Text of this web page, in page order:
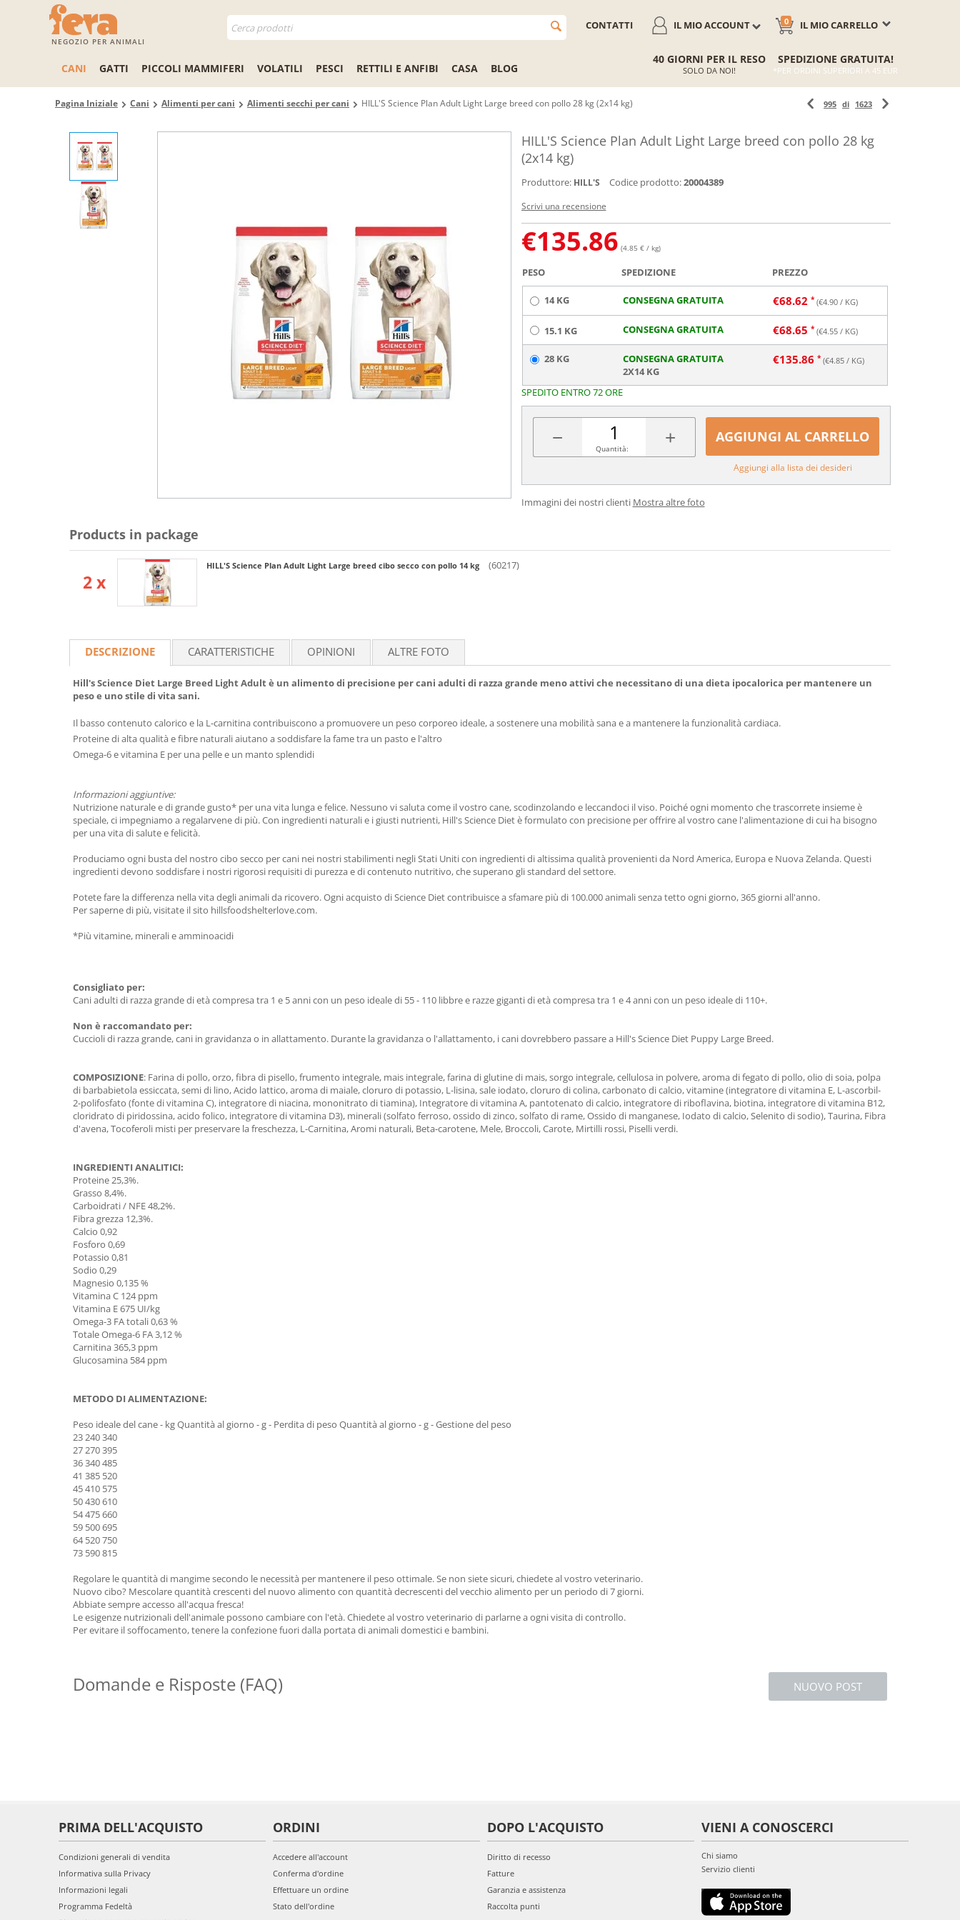
NEGOZIO PER ANIMALI
IL MIO CARRELLO
0
IL MIO ACCOUNT
CONTATTI
CANI GATTI PICCOLI MAMMIFERI VOLATILI PESCI RETTILI E ANFIBI CASA BLOG
40 GIORNI PER IL RESO
SOLO DA NOI!
SPEDIZIONE GRATUITA!
*PER ORDINI SUPERIORI A 45 EUR
Pagina Iniziale Cani Alimenti per cani Alimenti secchi per cani HILL'S Science Plan Adult Light Large breed con pollo 28 kg (2x14 kg) 995 di 1623
HILL'S Science Plan Adult Light Large breed con pollo 28 kg
(2x14 kg)
Produttore: HILL'S Codice prodotto:20004389
Scrivi una recensione
€135.86 (4.85 € / kg)
PESO SPEDIZIONE PREZZO
14 KG CONSEGNA GRATUITA €68.62 (€4.90/ KG)
15.1 KG CONSEGNA GRATUITA €68.65 (€4.55/ KG)
28 KG
CONSEGNA GRATUITA
2X14 KG
€135.86 (€4.85/ KG)
SPEDITO ENTRO 72 ORE
− +
Quantità:
AGGIUNGI AL CARRELLO
Aggiungi alla lista dei desideri
Immagini dei nostri clienti Mostra altre foto
Products in package
2 x
HILL'S Science Plan Adult Light Large breed cibo secco con pollo 14 kg (60217)
DESCRIZIONE CARATTERISTICHE OPINIONI ALTRE FOTO
Hill's Science Diet Large Breed Light Adult è un alimento di precisione per cani adulti di razza grande meno attivi che necessitano di una dieta ipocalorica per mantenere un
peso e uno stile di vita sani.
Il basso contenuto calorico e la L-carnitina contribuiscono a promuovere un peso corporeo ideale, a sostenere una mobilità sana e a mantenere la funzionalità cardiaca.
Proteine di alta qualità e fibre naturali aiutano a soddisfare la fame tra un pasto e l'altro
Omega-6 e vitamina E per una pelle e un manto splendidi
Informazioni aggiuntive:
Nutrizione naturale e di grande gusto* per una vita lunga e felice. Nessuno vi saluta come il vostro cane, scodinzolando e leccandoci il viso. Poiché ogni momento che trascorrete insieme è
speciale, ci impegniamo a regalarvene di più. Con ingredienti naturali e i giusti nutrienti, Hill's Science Diet è formulato con precisione per offrire al vostro cane l'alimentazione di cui ha bisogno
per una vita di salute e felicità.
Produciamo ogni busta del nostro cibo secco per cani nei nostri stabilimenti negli Stati Uniti con ingredienti di altissima qualità provenienti da Nord America, Europa e Nuova Zelanda. Questi
ingredienti devono soddisfare i nostri rigorosi requisiti di purezza e di contenuto nutritivo, che superano gli standard del settore.
Potete fare la differenza nella vita degli animali da ricovero. Ogni acquisto di Science Diet contribuisce a sfamare più di 100.000 animali senza tetto ogni giorno, 365 giorni all'anno.
Per saperne di più, visitate il sito hillsfoodshelterlove.com.
*Più vitamine, minerali e amminoacidi
Consigliato per:
Cani adulti di razza grande di età compresa tra 1 e 5 anni con un peso ideale di 55 - 110 libbre e razze giganti di età compresa tra 1 e 4 anni con un peso ideale di 110+.
Non è raccomandato per:
Cuccioli di razza grande, cani in gravidanza o in allattamento. Durante la gravidanza o l'allattamento, i cani dovrebbero passare a Hill's Science Diet Puppy Large Breed.
COMPOSIZIONE: Farina di pollo, orzo, fibra di pisello, frumento integrale, mais integrale, farina di glutine di mais, sorgo integrale, cellulosa in polvere, aroma di fegato di pollo, olio di soia, polpa
di barbabietola essiccata, semi di lino, Acido lattico, aroma di maiale, cloruro di potassio, L-lisina, sale iodato, cloruro di colina, carbonato di calcio, vitamine (integratore di vitamina E, L-ascorbil-
2-polifosfato (fonte di vitamina C), integratore di niacina, mononitrato di tiamina), Integratore di vitamina A, pantotenato di calcio, integratore di riboflavina, biotina, integratore di vitamina B12,
cloridrato di piridossina, acido folico, integratore di vitamina D3), minerali (solfato ferroso, ossido di zinco, solfato di rame, Ossido di manganese, Iodato di calcio, Selenito di sodio), Taurina, Fibra
d'avena, Tocoferoli misti per preservare la freschezza, L-Carnitina, Aromi naturali, Beta-carotene, Mele, Broccoli, Carote, Mirtilli rossi, Piselli verdi.
INGREDIENTI ANALITICI:
Proteine 25,3%.
Grasso 8,4%.
Carboidrati / NFE 48,2%.
Fibra grezza 12,3%.
Calcio 0,92
Fosforo 0,69
Potassio 0,81
Sodio 0,29
Magnesio 0,135 %
Vitamina C 124 ppm
Vitamina E 675 UI/kg
Omega-3 FA totali 0,63 %
Totale Omega-6 FA 3,12 %
Carnitina 365,3 ppm
Glucosamina 584 ppm
METODO DI ALIMENTAZIONE:
Peso ideale del cane - kg Quantità al giorno - g - Perdita di peso Quantità al giorno - g - Gestione del peso
23 240 340
27 270 395
36 340 485
41 385 520
45 410 575
50 430 610
54 475 660
59 500 695
64 520 750
73 590 815
Regolare le quantità di mangime secondo le necessità per mantenere il peso ottimale. Se non siete sicuri, chiedete al vostro veterinario.
Nuovo cibo? Mescolare quantità crescenti del nuovo alimento con quantità decrescenti del vecchio alimento per un periodo di 7 giorni.
Abbiate sempre accesso all'acqua fresca!
Le esigenze nutrizionali dell'animale possono cambiare con l'età. Chiedete al vostro veterinario di parlarne a ogni visita di controllo.
Per evitare il soffocamento, tenere la confezione fuori dalla portata di animali domestici e bambini.
NUOVO POST
Domande e Risposte (FAQ)
PRIMA DELL'ACQUISTO
Condizioni generali di vendita
Informativa sulla Privacy
Informazioni legali
Programma Fedeltà
ORDINI
Accedere all'account
Conferma d'ordine
Effettuare un ordine
Stato dell'ordine
DOPO L'ACQUISTO
Diritto di recesso
Fatture
Garanzia e assistenza
Raccolta punti
VIENI A CONOSCERCI
Chi siamo
Servizio clienti